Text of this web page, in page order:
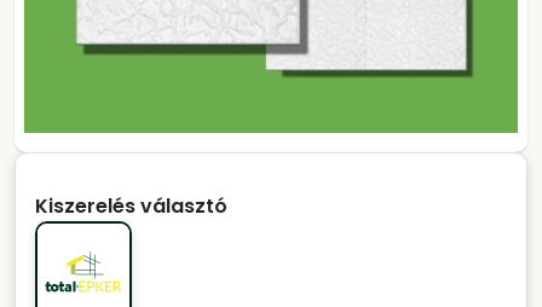
Kiszerelés választó